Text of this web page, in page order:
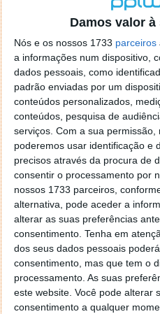
Damos valor
Nós e os nossos 1733 parceiros
a informações num dispositivo,
dados pessoais, como
padrão enviadas por um
conteúdos personalizados,
conteúdos, pesquisa de
serviços. Com a sua permissão,
poderemos usar identificação e
precisos através da procura de
consentir o processamento por
nossos 1733 parceiros,
alternativa, pode aceder a
alterar as suas preferências
consentimento. Tenha em
dos seus dados pessoais
consentimento, mas que tem o
processamento. As suas
este website. Você pode alterar
consentimento a qualquer
o firefox como browser
de control tudo e nada.
tentei apagar o
firefox mas em vao.
agradecido, caso
Responder
Vítor M.
7 de
@Reporter
Desculpa mas o link
o MSn Messenger 8.
Responder
Vítor M.
7 de
@Rui
Tens de encontrar o que
janela iniciar e no topo
rato faz propriedades.
clica no botão
geral a opção para